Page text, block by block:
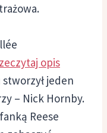
opis
jeden
– Nick Hornby.
Reese